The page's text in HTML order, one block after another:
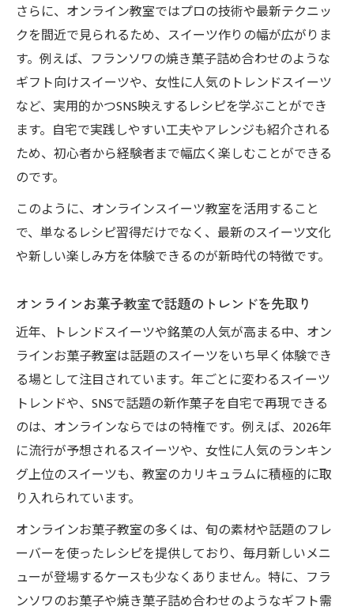
オンラインお菓子教室でスイーツトレンド
を発信
トレンド発信に役立つ教室選びのポイント
SNS映えスイーツ作りをオンラインで始めるコ
ツ
オンラインお菓子教室でSNS映えスイーツ作
SNSで注目されるスイーツをオンラインで学
ぶ
オンラインお菓子教室でSNS映えのコツを習
SNS映えスイーツをオンライン教室で実践
オンラインお菓子教室で魅せるスイーツ作
りを体験
新しいスイーツ文化を広げるオンライン教室の
魅力
オンラインお菓子教室が広げる新しいスイ
ーツ文化
スイーツ新時代を支えるオンライン教室の
魅力
オンラインお菓子教室で広がるスイーツの
世界
新しいスイーツ文化を作るオンライン教室
体験
さらに、オンライン教室ではプロの技術や最新テクニッ
クを間近で見られるため、スイーツ作りの幅が広がりま
す。例えば、フランソワの焼き菓子詰め合わせのような
ギフト向けスイーツや、女性に人気のトレンドスイーツ
など、実用的かつSNS映えするレシピを学ぶことができ
ます。自宅で実践しやすい工夫やアレンジも紹介される
ため、初心者から経験者まで幅広く楽しむことができる
のです。
このように、オンラインスイーツ教室を活用すること
で、単なるレシピ習得だけでなく、最新のスイーツ文化
や新しい楽しみ方を体験できるのが新時代の特徴です。
オンラインお菓子教室で話題のトレンドを先取り
近年、トレンドスイーツや銘菓の人気が高まる中、オン
ラインお菓子教室は話題のスイーツをいち早く体験でき
る場として注目されています。年ごとに変わるスイーツ
トレンドや、SNSで話題の新作菓子を自宅で再現できる
のは、オンラインならではの特権です。例えば、2026年
に流行が予想されるスイーツや、女性に人気のランキン
グ上位のスイーツも、教室のカリキュラムに積極的に取
り入れられています。
オンラインお菓子教室の多くは、旬の素材や話題のフレ
ーバーを使ったレシピを提供しており、毎月新しいメニ
ューが登場するケースも少なくありません。特に、フラ
ンソワのお菓子や焼き菓子詰め合わせのようなギフト需